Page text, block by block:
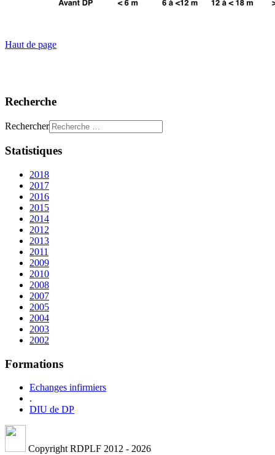
Haut de page
Recherche
Rechercher
Statistiques
2018
2017
2016
2015
2014
2012
2013
2011
2009
2010
2008
2007
2005
2004
2003
2002
Formations
Echanges infirmiers
.
DIU de DP
Copyright RDPLF 2012 - 2026